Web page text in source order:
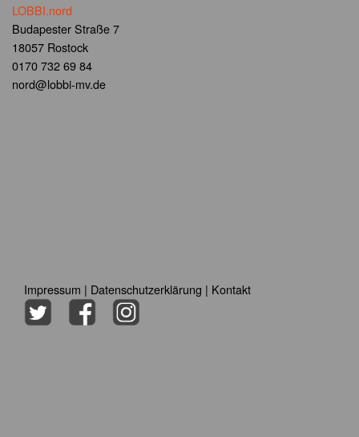
LOBBI.nord
Budapester Straße 7
18057 Rostock
0170 732 69 84
nord@lobbi-mv.de
Impressum | Datenschutzerklärung | Kontakt